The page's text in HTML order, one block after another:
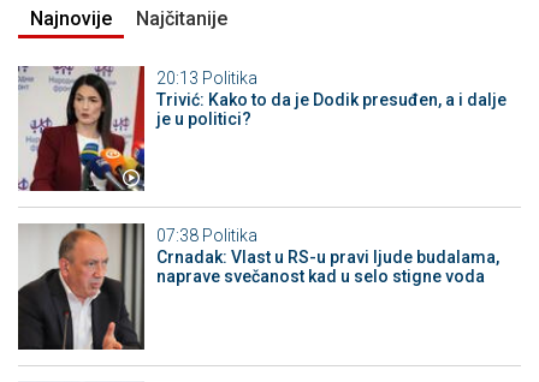
Najnovije Najčitanije
20:13 Politika
Trivić: Kako to da je Dodik presuđen, a i dalje
je u politici?
07:38 Politika
Crnadak: Vlast u RS-u pravi ljude budalama,
naprave svečanost kad u selo stigne voda